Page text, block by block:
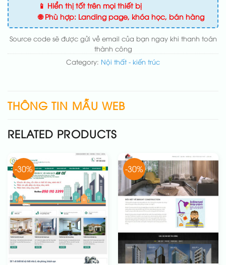
📱 Hiển thị tốt trên mọi thiết bị
🌐 Phù hợp: Landing page, khóa học, bán hàng
Source code sẽ được gửi về email của bạn ngay khi thanh toán
thành công
Category: Nội thất - kiến trúc
THÔNG TIN MẪU WEB
RELATED PRODUCTS
-30% -30%